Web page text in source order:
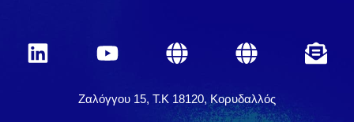
Ζαλόγγου 15, Τ.Κ 18120, Κορυδαλλός